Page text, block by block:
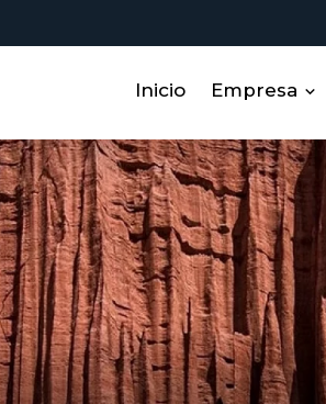
Inicio Empresa
Sobre
Miembros